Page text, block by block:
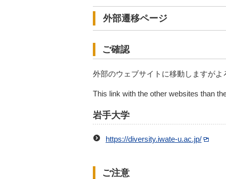
外部遷移ページ
ご確認
外部のウェブサイトに移動しますがよ
This link with the other websites than
岩手大学
https://diversity.iwate-u.ac.jp/
ご注意